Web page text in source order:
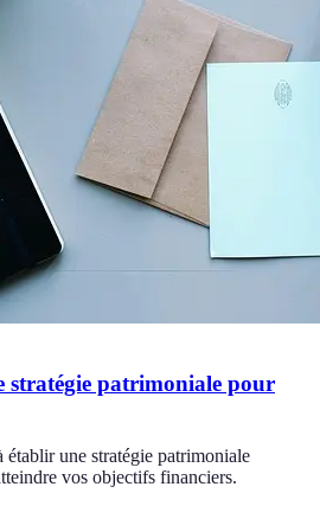
stratégie patrimoniale pour
établir une stratégie patrimoniale
vos objectifs financiers.